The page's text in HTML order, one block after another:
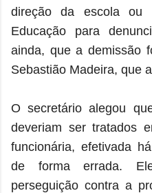
direção da escola ou
Educação para
ainda, que a demissão
Sebastião Madeira, que
O secretário alegou
deveriam ser tratados
funcionária, efetivada
de forma errada.
perseguição contra a